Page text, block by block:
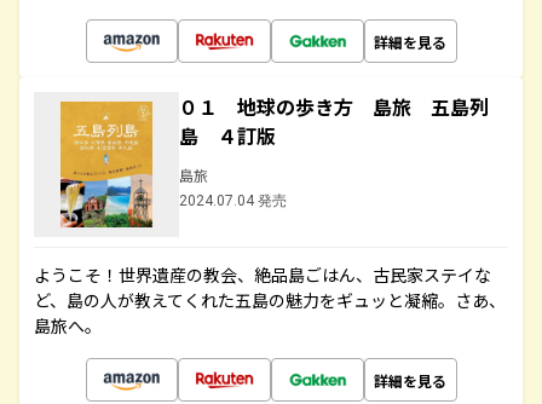
詳細を見る
０１ 地球の歩き方 島旅 五島列
島 ４訂版
島旅
2024.07.04 発売
ようこそ！世界遺産の教会、絶品島ごはん、古民家ステイな
ど、島の人が教えてくれた五島の魅力をギュッと凝縮。さあ、
島旅へ。
詳細を見る